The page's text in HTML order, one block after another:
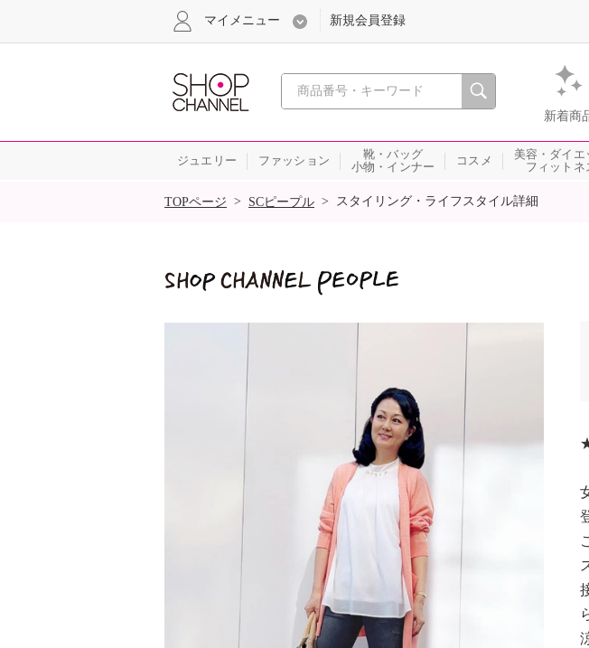
心おどる、瞬間を。通販・テレビショッピ
新着商
マイメニュー 新規会員登録
ジュエリー ファッション
靴・バッグ
小物・インナー
コスメ
美容・ダイエ
フィットネ
SALE
TOPページ > SCピープル > スタイリング・ライフスタイル詳細